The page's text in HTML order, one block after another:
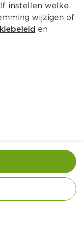
instellen welke
wijzigen of
en